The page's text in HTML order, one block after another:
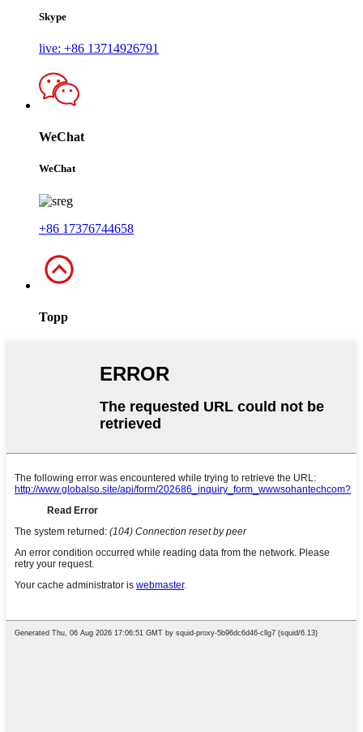
Skype
live: +86 13714926791
WeChat
WeChat
+86 17376744658
Topp